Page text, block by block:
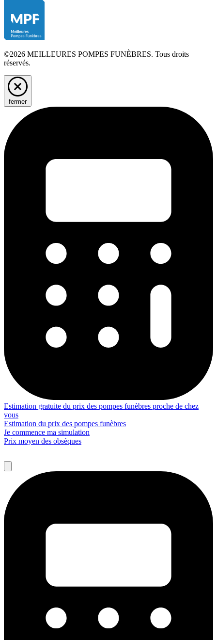
©2026 MEILLEURES POMPES FUNÈBRES. Tous droits
réservés.
fermer
Estimation gratuite du prix des pompes funèbres proche de chez
vous
Estimation du prix des pompes funèbres
Je commence ma simulation
Prix moyen des obsèques